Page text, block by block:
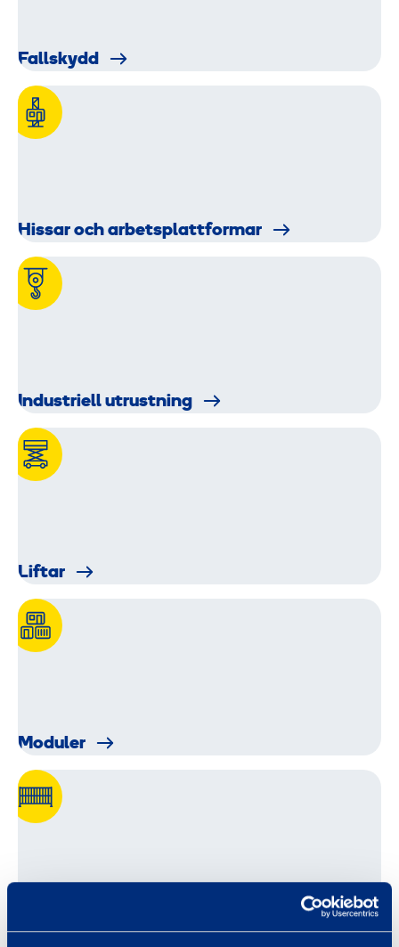
Fallskydd
Hissar och arbetsplatt­formar
Industriell utrustning
Liftar
Moduler
Staket, grindar och stödutrustning